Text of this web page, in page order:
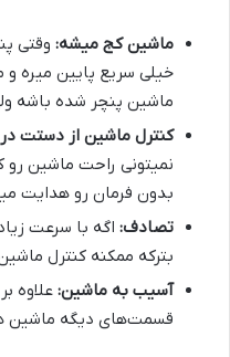
ماشین کج میشه: وقتی
خیلی سریع پایین میره
ماشین پنچر شده باشه
کنترل ماشین از دستت
نمیتونی راحت ماشین رو
بدون فرمان رو هدایت
تصادف: اگه با سرعت
بترکه ممکنه کنترل
آسیب به ماشین: علاوه
قسمت‌های دیگه ماشین